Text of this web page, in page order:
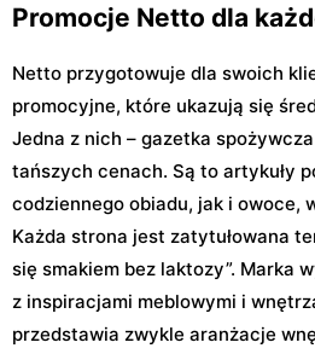
Promocje Netto dla
Netto przygotowuje dla swoich
promocyjne, które ukazują się
Jedna z nich – gazetka
tańszych cenach. Są to artykuły
codziennego obiadu, jak i owoce,
Każda strona jest zatytułowana
się smakiem bez laktozy”. Marka
z inspiracjami meblowymi i
przedstawia zwykle aranżacje